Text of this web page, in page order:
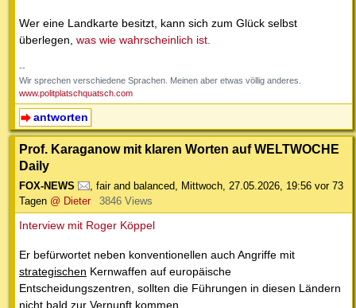
Wer eine Landkarte besitzt, kann sich zum Glück selbst
überlegen, was wie wahrscheinlich ist.
--
Wir sprechen verschiedene Sprachen. Meinen aber etwas völlig anderes.
www.politplatschquatsch.com
antworten
Prof. Karaganow mit klaren Worten auf WELTWOCHE
Daily
FOX-NEWS , fair and balanced, Mittwoch, 27.05.2026, 19:56 vor 73
Tagen @ Dieter 3846 Views
Interview mit Roger Köppel
Er befürwortet neben konventionellen auch Angriffe mit
strategischen Kernwaffen auf europäische
Entscheidungszentren, sollten die Führungen in diesen Ländern
nicht bald zur Vernunft kommen.